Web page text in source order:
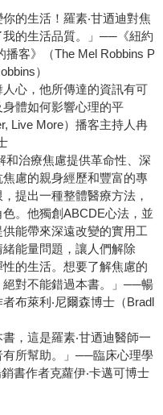
的生活！羅素‧甘迺迪對焦
的生活品質。」──《紐約
播客》（The Mel Robbins P
）
人心，他所傳達的資訊有可
體如何影響心理的平
Live More）播客主持人冉
和治療焦慮提供革命性、深
慮的親身經歷和豐富的專
提出一種整體醫療方法，
。他獨創ABCDE心法，並
能帶來深遠改變的實用工
能量問題，讓人們解除
性的生活。想要了解焦慮的
絕對不能錯過本書。」──暢
布萊利‧尼爾森博士（Bradl
，這是羅素‧甘迺迪醫師一
有所幫助。」──臨床心理學
書作者克蘿伊‧卡邁可博士